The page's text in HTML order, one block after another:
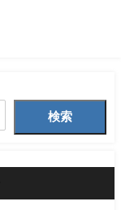
検索